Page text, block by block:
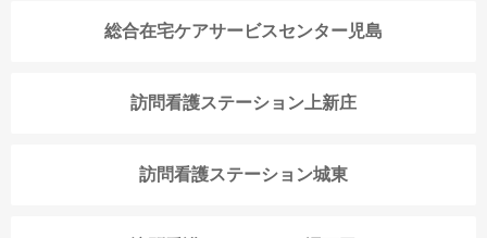
総合在宅ケアサービスセンター児島
訪問看護ステーション上新庄
訪問看護ステーション城東